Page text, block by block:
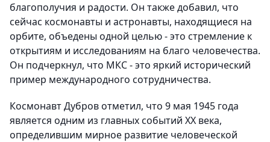
благополучия и радости. Он также добавил, что
сейчас космонавты и астронавты, находящиеся на
орбите, объедены одной целью - это стремление к
открытиям и исследованиям на благо человечества.
Он подчеркнул, что МКС - это яркий исторический
пример международного сотрудничества.
Космонавт Дубров отметил, что 9 мая 1945 года
является одним из главных событий ХХ века,
определившим мирное развитие человеческой